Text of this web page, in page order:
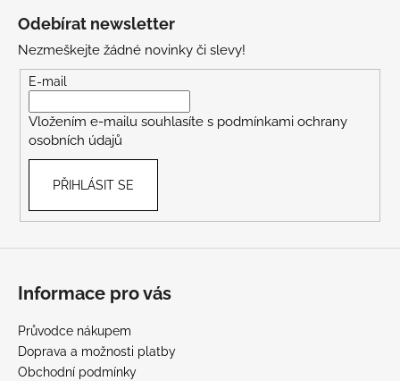
Odebírat newsletter
Nezmeškejte žádné novinky či slevy!
E-mail
Vložením e-mailu souhlasíte s podmínkami ochrany
osobních údajů
PŘIHLÁSIT SE
Informace pro vás
Průvodce nákupem
Doprava a možnosti platby
Obchodní podmínky